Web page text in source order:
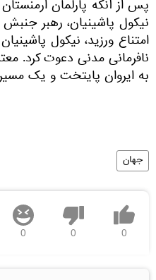
پس از آنکه پارلمان
نیکول پاشینیان، رهبر
امتناع ورزید، نیکول
نافرمانی مدنی دعوت کرد.
به ایروان پایتخت و یک
جهان
0
0
0